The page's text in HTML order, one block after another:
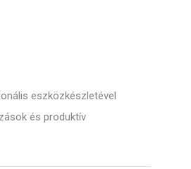
eszközkészletével
és produktív